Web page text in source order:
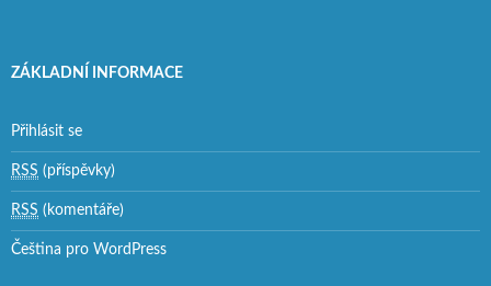
ZÁKLADNÍ INFORMACE
Přihlásit se
RSS (příspěvky)
RSS (komentáře)
Čeština pro WordPress